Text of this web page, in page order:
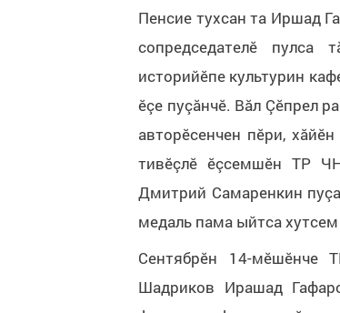
Пенсие тухсан та Иршад
сопредседателӗ пулса
историйӗпе культурин
ӗçе пуçăнчӗ. Вăл Çӗпрел
авторӗсенчен пӗри,
тивӗçлӗ ӗçсемшӗн ТР
Дмитрий Самаренкин
медаль пама ыйтса
Сентябрӗн 14-мӗшӗнче
Шадриков Ирашад